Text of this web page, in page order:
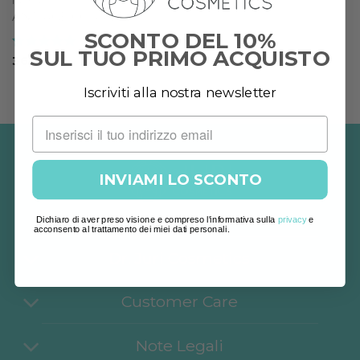
ANTIAGE COMPLEX
Valutato
36,00€
Customer Care
Note Legali
SCONTO DEL 10%
SUL TUO PRIMO ACQUISTO
Iscriviti alla nostra newsletter
INVIAMI LO SCONTO
Dichiaro di aver preso visione e compreso l'informativa sulla privacye
acconsento al trattamento dei miei dati personali.